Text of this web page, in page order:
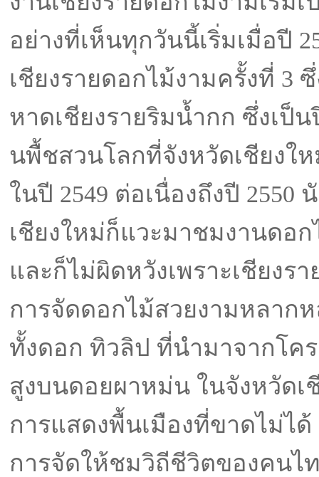
อย่างที่เห็นทุกวันนี้เริ่มเมื่อปี
เชียงรายดอกไม้งามครั้งที่ 3
หาดเชียงรายริมน้ำกก ซึ่งเป็
นพื้ชสวนโลกที่จังหวัดเชียงใ
ในปี 2549 ต่อเนื่องถึงปี 2550
เชียงใหม่ก็แวะมาชมงานดอก
และก็ไม่ผิดหวังเพราะเชียงร
การจัดดอกไม้สวยงามหลาก
ทั้งดอก ทิวลิป ที่นำมาจากโค
สูงบนดอยผาหม่น ในจังหวัดเ
การแสดงพื้นเมืองที่ขาดไม่ได้
การจัดให้ชมวิถีชีวิตของคนไ